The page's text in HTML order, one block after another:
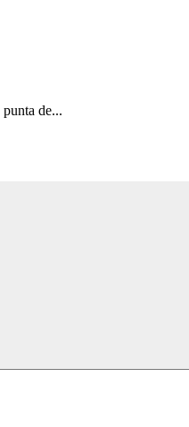
de...